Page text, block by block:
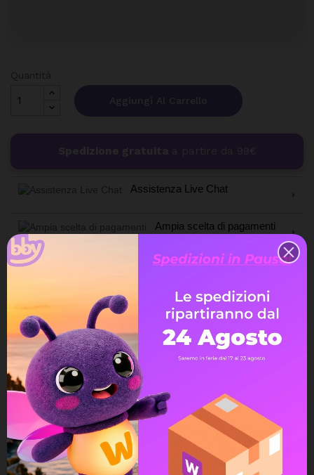
Aggiungi Al Carrello
Assistenza Live Chat
Ampia scelta di pagamenti
Spedizione express veloce
Possibilità di reso e rimborso
DESCRIZIONE
DETTAGLI DEL PRODOTTO